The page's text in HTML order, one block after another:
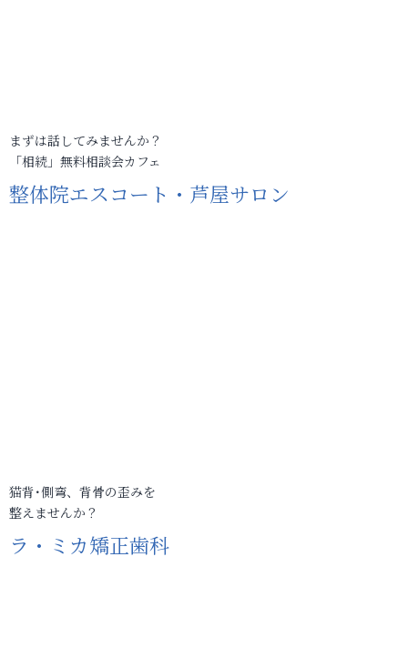
まずは話してみませんか？
「相続」無料相談会カフェ
整体院エスコート・芦屋サロン
猫背･側弯、背骨の歪みを
整えませんか？
ラ・ミカ矯正歯科